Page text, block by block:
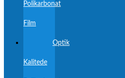
Polikarbonat
Film
Optik
Kalitede